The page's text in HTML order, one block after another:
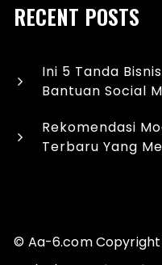
RECENT POSTS
Ini 5 Tanda
Bantuan Social
Rekomendasi
Terbaru Yang
© Aa-6.com Copyright